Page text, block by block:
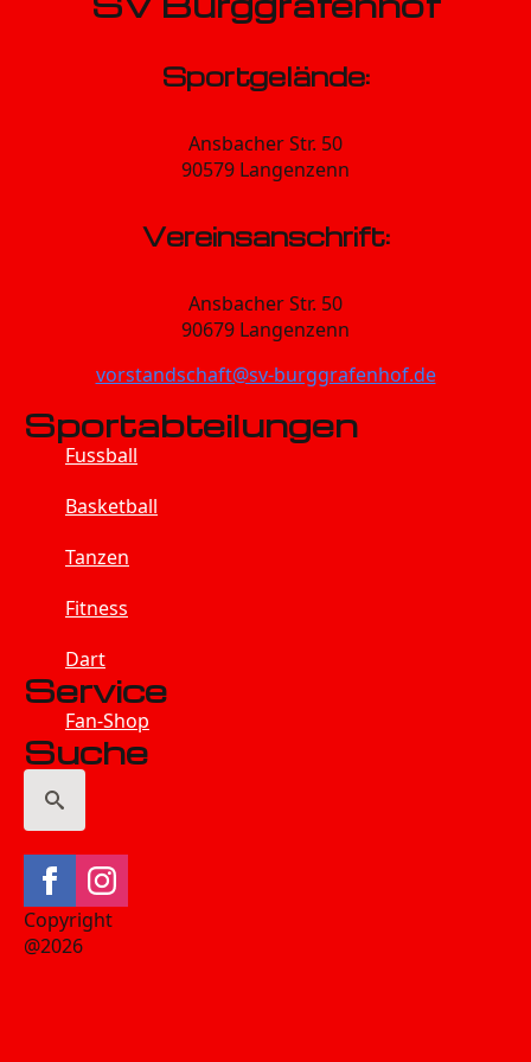
Sportgelände:
Ansbacher Str. 50
90579 Langenzenn
Vereinsanschrift:
Ansbacher Str. 50
90679 Langenzenn
vorstandschaft@sv-burggrafenhof.de
Sportabteilungen
Fussball
Basketball
Tanzen
Fitness
Dart
Service
Fan-Shop
Suche
for:
Copyright
@2026